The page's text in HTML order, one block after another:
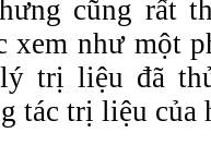
cũng rất
xem như một
trị liệu đã
tác trị liệu của